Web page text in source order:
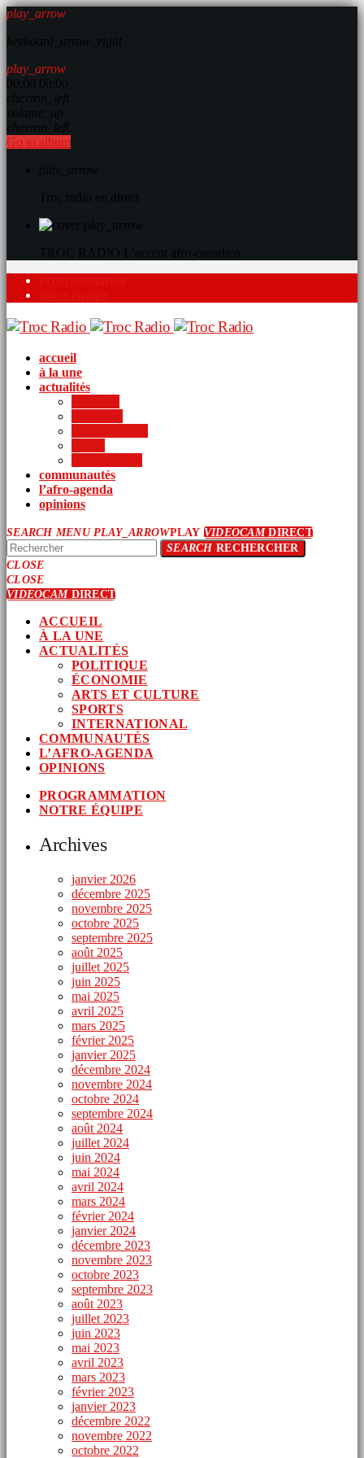
play_arrow
play_arrow
Go to album
accueil
à la une
actualités
communautés
l’afro-agenda
opinions
SEARCH MENU PLAY_ARROWPLAY VIDEOCAMDIRECT
SEARCHRECHERCHER
CLOSE
CLOSE
VIDEOCAMDIRECT
ACCUEIL
À LA UNE
ACTUALITÉS
POLITIQUE
ÉCONOMIE
ARTS ET CULTURE
SPORTS
INTERNATIONAL
COMMUNAUTÉS
L’AFRO-AGENDA
OPINIONS
PROGRAMMATION
NOTRE ÉQUIPE
Archives
janvier 2026
décembre 2025
novembre 2025
octobre 2025
septembre 2025
août 2025
juillet 2025
juin 2025
mai 2025
avril 2025
mars 2025
février 2025
janvier 2025
décembre 2024
novembre 2024
octobre 2024
septembre 2024
août 2024
juillet 2024
juin 2024
mai 2024
avril 2024
mars 2024
février 2024
janvier 2024
décembre 2023
novembre 2023
octobre 2023
septembre 2023
août 2023
juillet 2023
juin 2023
mai 2023
avril 2023
mars 2023
février 2023
janvier 2023
décembre 2022
novembre 2022
octobre 2022